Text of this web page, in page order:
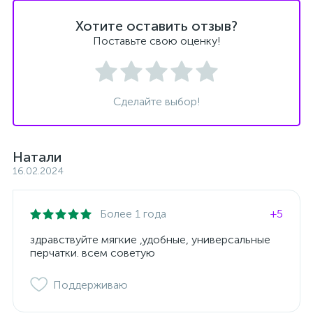
Хотите оставить отзыв?
Поставьте свою оценку!
Сделайте выбор!
Натали
16.02.2024
Более 1 года
+5
здравствуйте мягкие ,удобные, универсальные
перчатки. всем советую
Поддерживаю